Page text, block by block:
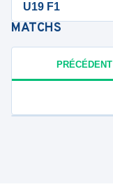
U19 F1
MATCHS
PRÉCÉDENT